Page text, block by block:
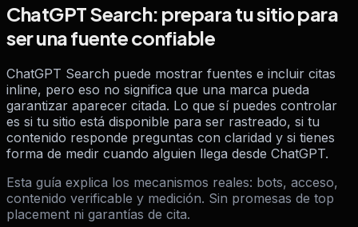
ChatGPT Search: prepara tu sitio para
ser una fuente confiable
ChatGPT Search puede mostrar fuentes e incluir citas
inline, pero eso no significa que una marca pueda
garantizar aparecer citada. Lo que sí puedes controlar
es si tu sitio está disponible para ser rastreado, si tu
contenido responde preguntas con claridad y si tienes
forma de medir cuando alguien llega desde ChatGPT.
Esta guía explica los mecanismos reales: bots, acceso,
contenido verificable y medición. Sin promesas de top
placement ni garantías de cita.